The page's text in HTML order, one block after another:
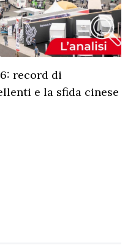
record di
e la sfida cinese